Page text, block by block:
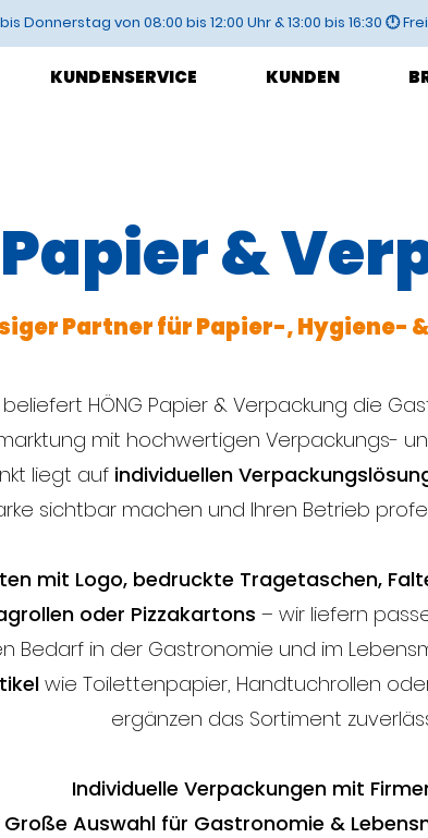
Donnerstag von 08:00 bis 12:00 Uhr & 13:00 bis 16:30 🕛
KUNDENSERVICE KUNDEN
Papier &
Partner für Papier-, Hygiene-
beliefert HÖNG Papier & Verpackung die
mit hochwertigen Verpackungs-
liegt auf individuellen
sichtbar machen und Ihren Betrieb
mit Logo, bedruckte Tragetaschen,
oder Pizzakartons – wir liefern
Bedarf in der Gastronomie und im
wie Toilettenpapier, Handtuchrollen
ergänzen das Sortiment
Individuelle Verpackungen mit
Große Auswahl für Gastronomie &